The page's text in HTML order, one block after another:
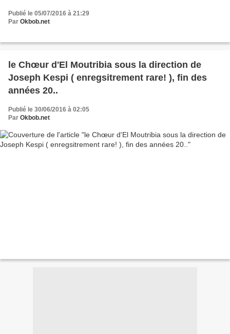
Publié le 05/07/2016 à 21:29
Par Okbob.net
le Chœur d'El Moutribia sous la direction de
Joseph Kespi ( enregsitrement rare! ), fin des
années 20..
Publié le 30/06/2016 à 02:05
Par Okbob.net